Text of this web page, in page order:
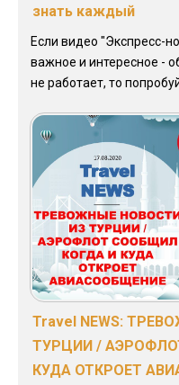
знать каждый
Если видео "Экспресс-
важное и интересное -
не работает, то
Travel NEWS:
ТУРЦИИ /
КУДА ОТКРОЕТ